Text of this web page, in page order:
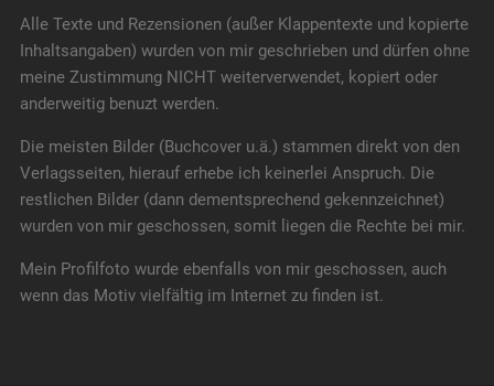
Alle Texte und Rezensionen (außer Klappentexte und kopierte
Inhaltsangaben) wurden von mir geschrieben und dürfen ohne
meine Zustimmung NICHT weiterverwendet, kopiert oder
anderweitig benuzt werden.
Die meisten Bilder (Buchcover u.ä.) stammen direkt von den
Verlagsseiten, hierauf erhebe ich keinerlei Anspruch. Die
restlichen Bilder (dann dementsprechend gekennzeichnet)
wurden von mir geschossen, somit liegen die Rechte bei mir.
Mein Profilfoto wurde ebenfalls von mir geschossen, auch
wenn das Motiv vielfältig im Internet zu finden ist.